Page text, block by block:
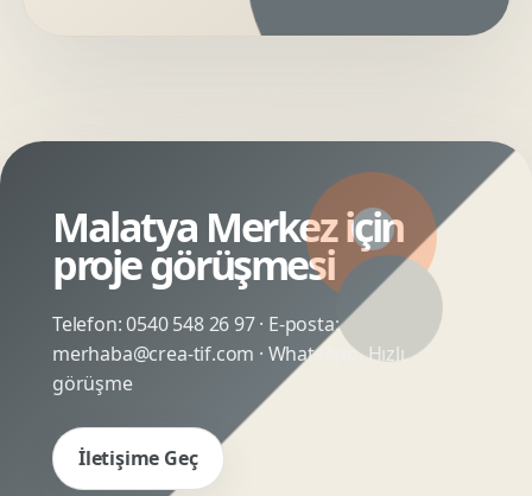
Malatya Merkez için
proje görüşmesi
Telefon:0540 548 26 97· E-posta:
merhaba@crea-tif.com · WhatsApp:Hızlı
görüşme
İletişime Geç